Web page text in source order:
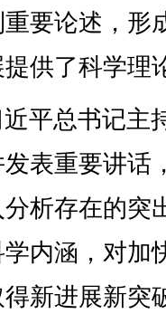
要论述，形
供了科学理
平总书记主
表重要讲话
析存在的突
内涵，对加
新进展新突